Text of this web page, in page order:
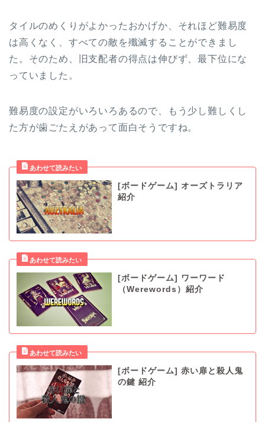
タイルのめくりがよかったおかげか、それほど難易度
は高くなく、すべての敵を殲滅することができまし
た。そのため、旧支配者の得点は伸びず、最下位にな
っていました。
難易度の設定がいろいろあるので、もう少し難しくし
た方が歯ごたえがあって面白そうですね。
[ボードゲーム] オーズトラリア
紹介
[ボードゲーム] ワーワード
（Werewords）紹介
[ボードゲーム] 赤い扉と殺人鬼
の鍵 紹介